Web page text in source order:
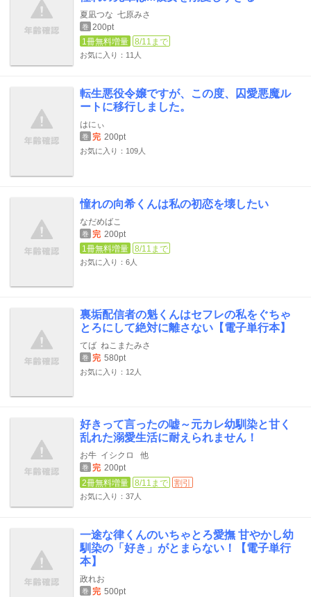
夏凪つな 七原みさ
巻
200pt
1冊無料増量
8/11まで
お気に入り：11人
転生悪役令嬢ですが、この度、囚愛悪魔ル
ートに移行しました。
はにぃ
巻 完 200pt
お気に入り：109人
憧れの向希くんは私の初恋を壊したい
なだめばこ
巻 完 200pt
1冊無料増量
8/11まで
お気に入り：6人
裏垢配信者の魁くんはセフレの私をぐちゃ
とろにして絶対に離さない【電子単行本】
てば ねこまたみさ
巻 完 580pt
お気に入り：12人
好きって言ったの嘘～元カレ幼馴染と甘く
乱れた溺愛生活に耐えられません！
お牛 イシクロ 他
巻 完 200pt
2冊無料増量
8/11まで 割引
お気に入り：37人
一途な律くんのいちゃとろ愛撫 甘やかし幼
馴染の「好き」がとまらない！【電子単行
本】
政れお
巻 完 500pt